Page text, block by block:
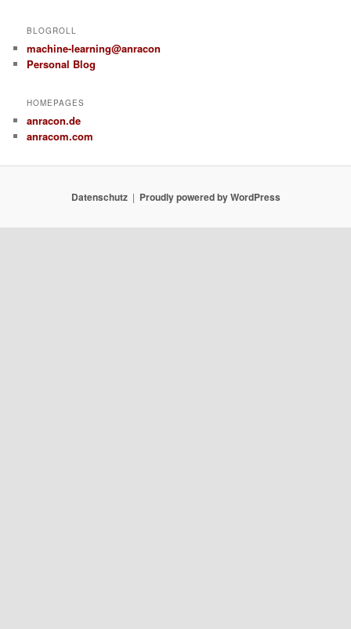
BLOGROLL
machine-learning@anracon
Personal Blog
HOMEPAGES
anracon.de
anracom.com
Datenschutz Proudly powered by WordPress